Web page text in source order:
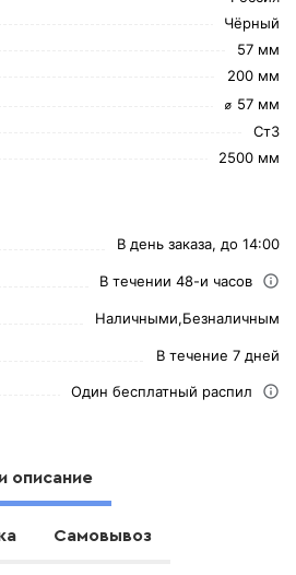
Чёрный
57 мм
200 мм
⌀ 57 мм
Ст3
2500 мм
В день заказа, до 14:00
В течении 48-и часов
Наличными,Безналичным
В течение 7 дней
Один бесплатный распил
описание
Самовывоз